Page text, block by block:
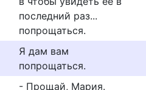
последний раз...
попрощаться.
Я дам вам
попрощаться.
- Прощай, Мария.